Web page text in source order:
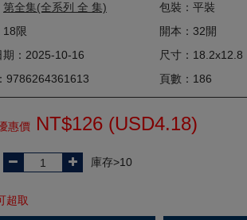
第全集(全系列 全 集)
包裝：平裝
18限
開本：32開
期：2025-10-16
尺寸：18.2x12.8
9786264361613
頁數：186
惠價 NT$126 (USD4.18)
庫存>10
超取